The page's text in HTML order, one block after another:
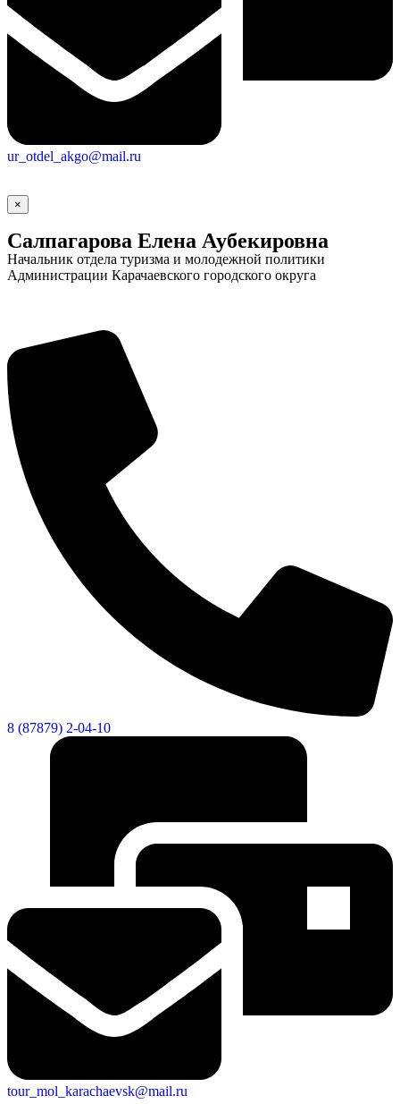
ur_otdel_akgo@mail.ru
×
Салпагарова Елена Аубекировна
Начальник отдела туризма и молодежной политики
Администрации Карачаевского городского округа
8 (87879) 2-04-10
tour_mol_karachaevsk@mail.ru